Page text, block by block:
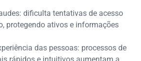
dificulta tentativas de acesso
protegendo ativos e informações
das pessoas: processos de